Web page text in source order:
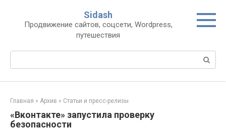
контенту
Sidash
Продвижение сайтов, соцсети, Wordpress,
путешествия
Главная » Архив » Статьи и пресс-релизы
«Вконтакте» запустила проверку
безопасности